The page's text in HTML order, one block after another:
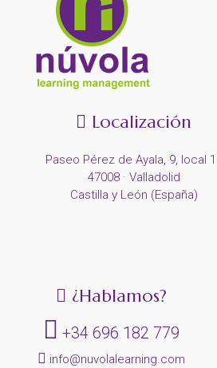
Localización
Paseo Pérez de Ayala, 9, local
47008 · Valladolid
Castilla y León (España)
¿Hablamos?
+34 696 182 779
info@nuvolalearning.com